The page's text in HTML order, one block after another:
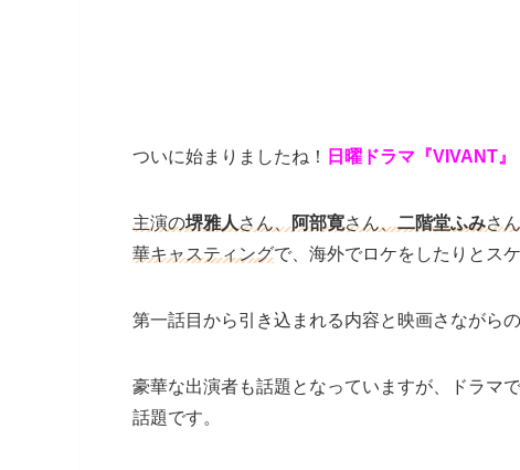
ついに始まりましたね！ 日曜ドラマ『VIVANT』
主演の堺雅人さん、阿部寛さん、二階堂ふみさ
華キャスティングで 、海外でロケをしたりとス
第一話目から引き込まれる内容と映画さながら
豪華な出演者も話題となっていますが、ドラマ
話題です。